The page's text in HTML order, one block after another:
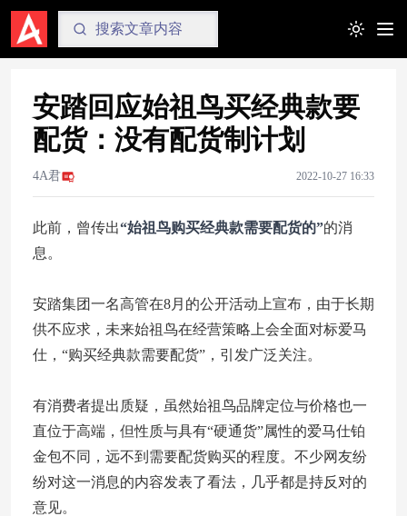
Toggle
安踏回应始祖鸟买经典款要
配货：没有配货制计划
4A君 2022-10-27 16:33
此前，曾传出“始祖鸟购买经典款需要配货的”的消
息。
安踏集团一名高管在8月的公开活动上宣布， 由于长期
供不应求，未来始祖鸟在经营策略上会全面对标爱马
仕，“购买经典款需要配货”，引发广泛关注。
有消费者提出质疑，虽然始祖鸟品牌定位与价格也一
直位于高端，但性质与具有“硬通货”属性的爱马仕铂
金包不同，远不到需要配货购买的程度。不少网友纷
纷对这一消息的内容发表了看法，几乎都是持反对的
意见。